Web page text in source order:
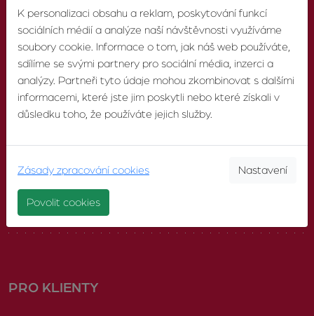
O AGENTUŘE
O nás
Náš tým
Volná pracovní místa
PRO KLIENTY
K personalizaci obsahu a reklam, poskytování funkcí
sociálních médií a analýze naší návštěvnosti využíváme
soubory cookie. Informace o tom, jak náš web používáte,
sdílíme se svými partnery pro sociální média, inzerci a
analýzy. Partneři tyto údaje mohou zkombinovat s dalšími
informacemi, které jste jim poskytli nebo které získali v
důsledku toho, že používáte jejich služby.
Zásady zpracování cookies Nastavení
Povolit cookies